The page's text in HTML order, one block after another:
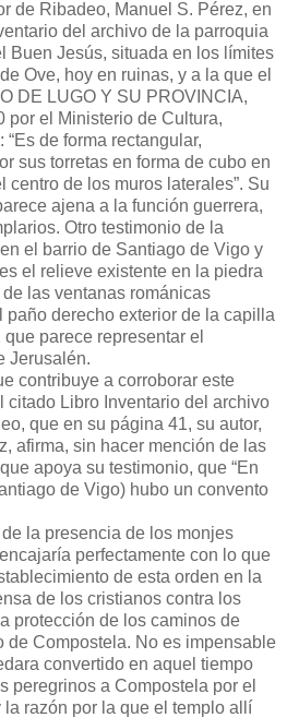
de Ribadeo, Manuel S. Pérez, en
del archivo de la parroquia
Buen Jesús, situada en los límites
Ove, hoy en ruinas, y a la que el
DE LUGO Y SU PROVINCIA,
por el Ministerio de Cultura,
de forma rectangular,
sus torretas en forma de cubo en
centro de los muros laterales”. Su
ajena a la función guerrera,
Otro testimonio de la
el barrio de Santiago de Vigo y
el relieve existente en la piedra
las ventanas románicas
derecho exterior de la capilla
parece representar el
Jerusalén.
contribuye a corroborar este
citado Libro Inventario del archivo
que en su página 41, su autor,
afirma, sin hacer mención de las
apoya su testimonio, que “En
de Vigo) hubo un convento
la presencia de los monjes
perfectamente con lo que
de esta orden en la
de los cristianos contra los
protección de los caminos de
de Compostela. No es impensable
convertido en aquel tiempo
peregrinos a Compostela por el
la razón por la que el templo allí